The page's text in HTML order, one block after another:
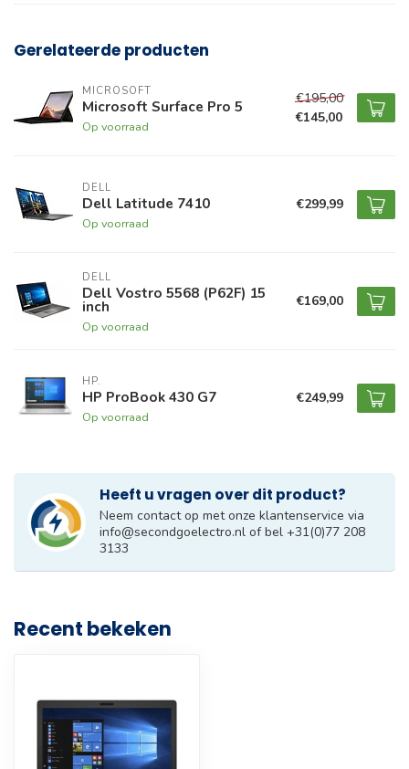
Gerelateerde producten
MICROSOFT
Microsoft Surface Pro 5
Op voorraad
€195,00
€145,00
DELL
Dell Latitude 7410
Op voorraad
€299,99
DELL
Dell Vostro 5568 (P62F) 15
inch
Op voorraad
€169,00
HP.
HP ProBook 430 G7
Op voorraad
€249,99
Heeft u vragen over dit product?
Neem contact op met onze klantenservice via
info@secondgoelectro.nl of bel +31(0)77 208
3133
Recent bekeken